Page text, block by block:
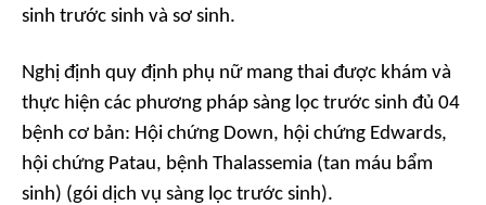
sinh trước sinh và sơ sinh.
Nghị định quy định phụ nữ mang thai được khám và
thực hiện các phương pháp sàng lọc trước sinh đủ 04
bệnh cơ bản: Hội chứng Down, hội chứng Edwards,
hội chứng Patau, bệnh Thalassemia (tan máu bẩm
sinh) (gói dịch vụ sàng lọc trước sinh).